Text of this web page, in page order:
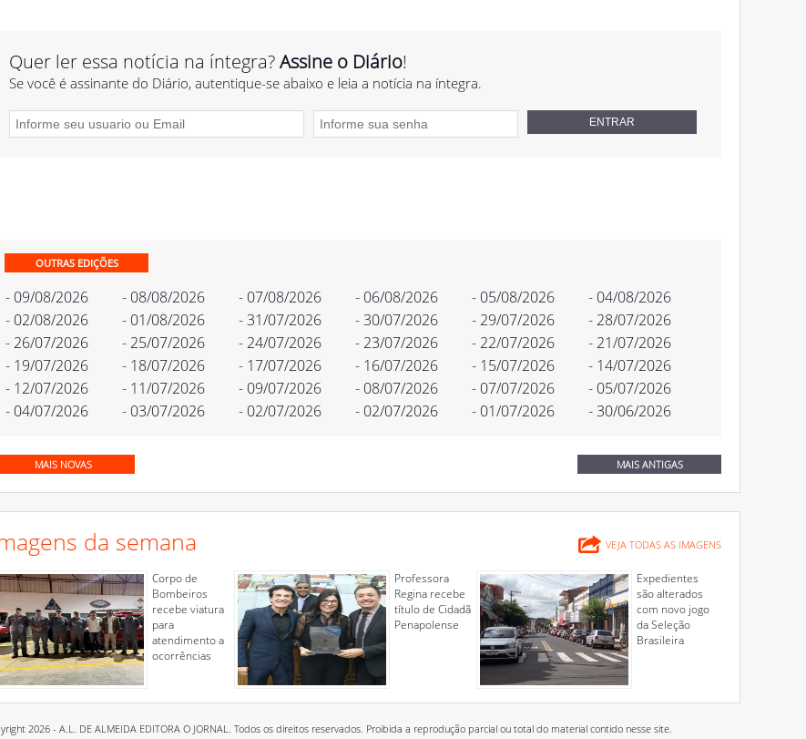
Quer ler essa notícia na íntegra?Assine o Diário!
Se você é assinante do Diário, autentique-se abaixo e leia a notícia na íntegra.
OUTRAS EDIÇÕES
- 09/08/2026 - 08/08/2026 - 07/08/2026 - 06/08/2026 - 05/08/2026
- 04/08/2026
- 02/08/2026
- 01/08/2026 - 31/07/2026 - 30/07/2026 - 29/07/2026
- 28/07/2026
- 26/07/2026
- 25/07/2026 - 24/07/2026 - 23/07/2026 - 22/07/2026
- 21/07/2026
- 19/07/2026
- 18/07/2026 - 17/07/2026 - 16/07/2026 - 15/07/2026
- 14/07/2026
- 12/07/2026
- 11/07/2026 - 09/07/2026 - 08/07/2026 - 07/07/2026
- 05/07/2026
- 04/07/2026
- 03/07/2026 - 02/07/2026 - 02/07/2026 - 01/07/2026 - 30/06/2026
MAIS NOVAS MAIS ANTIGAS
da semana VEJA TODAS AS IMAGENS
Corpo de
Bombeiros
recebe viatura
para
atendimento a
ocorrências
Professora
Regina recebe
título de Cidadã
Penapolense
Expedientes
são alterados
com novo jogo
da Seleção
Brasileira
2026 - A.L. DE ALMEIDA EDITORA O JORNAL. Todos os direitos reservados. Proibida a reprodução parcial ou total do material contido nesse site.